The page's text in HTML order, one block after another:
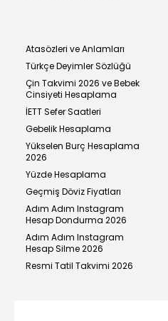
Atasözleri ve Anlamları
Türkçe Deyimler Sözlüğü
Çin Takvimi 2026 ve Bebek
Cinsiyeti Hesaplama
İETT Sefer Saatleri
Gebelik Hesaplama
Yükselen Burç Hesaplama
2026
Yüzde Hesaplama
Geçmiş Döviz Fiyatları
Adım Adım Instagram
Hesap Dondurma 2026
Adım Adım Instagram
Hesap Silme 2026
Resmi Tatil Takvimi 2026